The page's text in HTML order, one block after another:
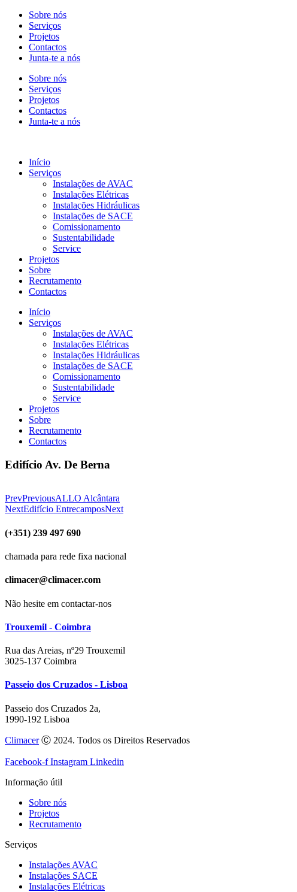
Sobre nós
Serviços
Projetos
Contactos
Junta-te a nós
Sobre nós
Serviços
Projetos
Contactos
Junta-te a nós
Início
Serviços
Instalações de AVAC
Instalações Elétricas
Instalações Hidráulicas
Instalações de SACE
Comissionamento
Sustentabilidade
Service
Projetos
Sobre
Recrutamento
Contactos
Início
Serviços
Instalações de AVAC
Instalações Elétricas
Instalações Hidráulicas
Instalações de SACE
Comissionamento
Sustentabilidade
Service
Projetos
Sobre
Recrutamento
Contactos
Edifício Av. De Berna
PrevPreviousALLO Alcântara
NextEdifício EntrecamposNext
(+351) 239 497 690
chamada para rede fixa nacional
climacer@climacer.com
Não hesite em contactar-nos
Trouxemil - Coimbra
Rua das Areias, nº29 Trouxemil
3025-137 Coimbra
Passeio dos Cruzados - Lisboa
Passeio dos Cruzados 2a,
1990-192 Lisboa
ClimacerⒸ 2024. Todos os Direitos Reservados
Facebook-f Instagram Linkedin
Informação útil
Sobre nós
Projetos
Recrutamento
Serviços
Instalações AVAC
Instalações SACE
Instalações Elétricas